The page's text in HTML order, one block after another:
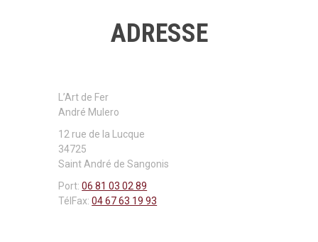
ADRESSE
L’Art de Fer
André Mulero
12 rue de la Lucque
34725
Saint André de Sangonis
Port:06 81 03 02 89
TélFax:04 67 63 19 93